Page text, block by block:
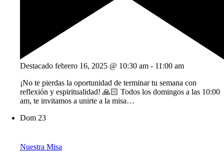
Destacado febrero 16, 2025 @ 10:30 am - 11:00 am
¡No te pierdas la oportunidad de terminar tu semana con
reflexión y espiritualidad! 🙏🏻 Todos los domingos a las 10:00
am, te invitamos a unirte a la misa…
Dom 23
Nuestra Misa